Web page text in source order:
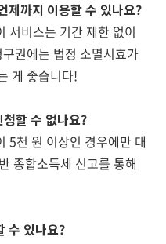
제까지 이용할 수 있나요?
서비스는 기간 제한 없이
권에는 법정 소멸시효가
게 좋습니다!
할 수 없나요?
5천 원 이상인 경우에만 대
종합소득세 신고를 통해
수 있나요?